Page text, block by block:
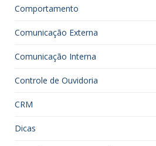
Comportamento
Comunicação Externa
Comunicação Interna
Controle de Ouvidoria
CRM
Dicas